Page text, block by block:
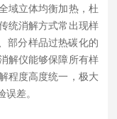
域立体均衡加热，杜
统消解方式常出现样
部分样品过热碳化的
解仪能够保障所有样
程度高度统一，极大
差。